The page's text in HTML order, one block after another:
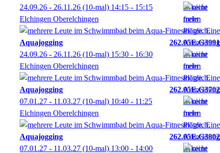
24.09.26 - 26.11.26 (10-mal) 14:15 - 15:15
Elchingen Oberelchingen
Aquajogging
262.05E.G3991
24.09.26 - 26.11.26 (10-mal) 15:30 - 16:30
Elchingen Oberelchingen
Aquajogging
262.05E.G3702
07.01.27 - 11.03.27 (10-mal) 10:40 - 11:25
Elchingen Oberelchingen
Aquajogging
262.05E.G3802
07.01.27 - 11.03.27 (10-mal) 13:00 - 14:00